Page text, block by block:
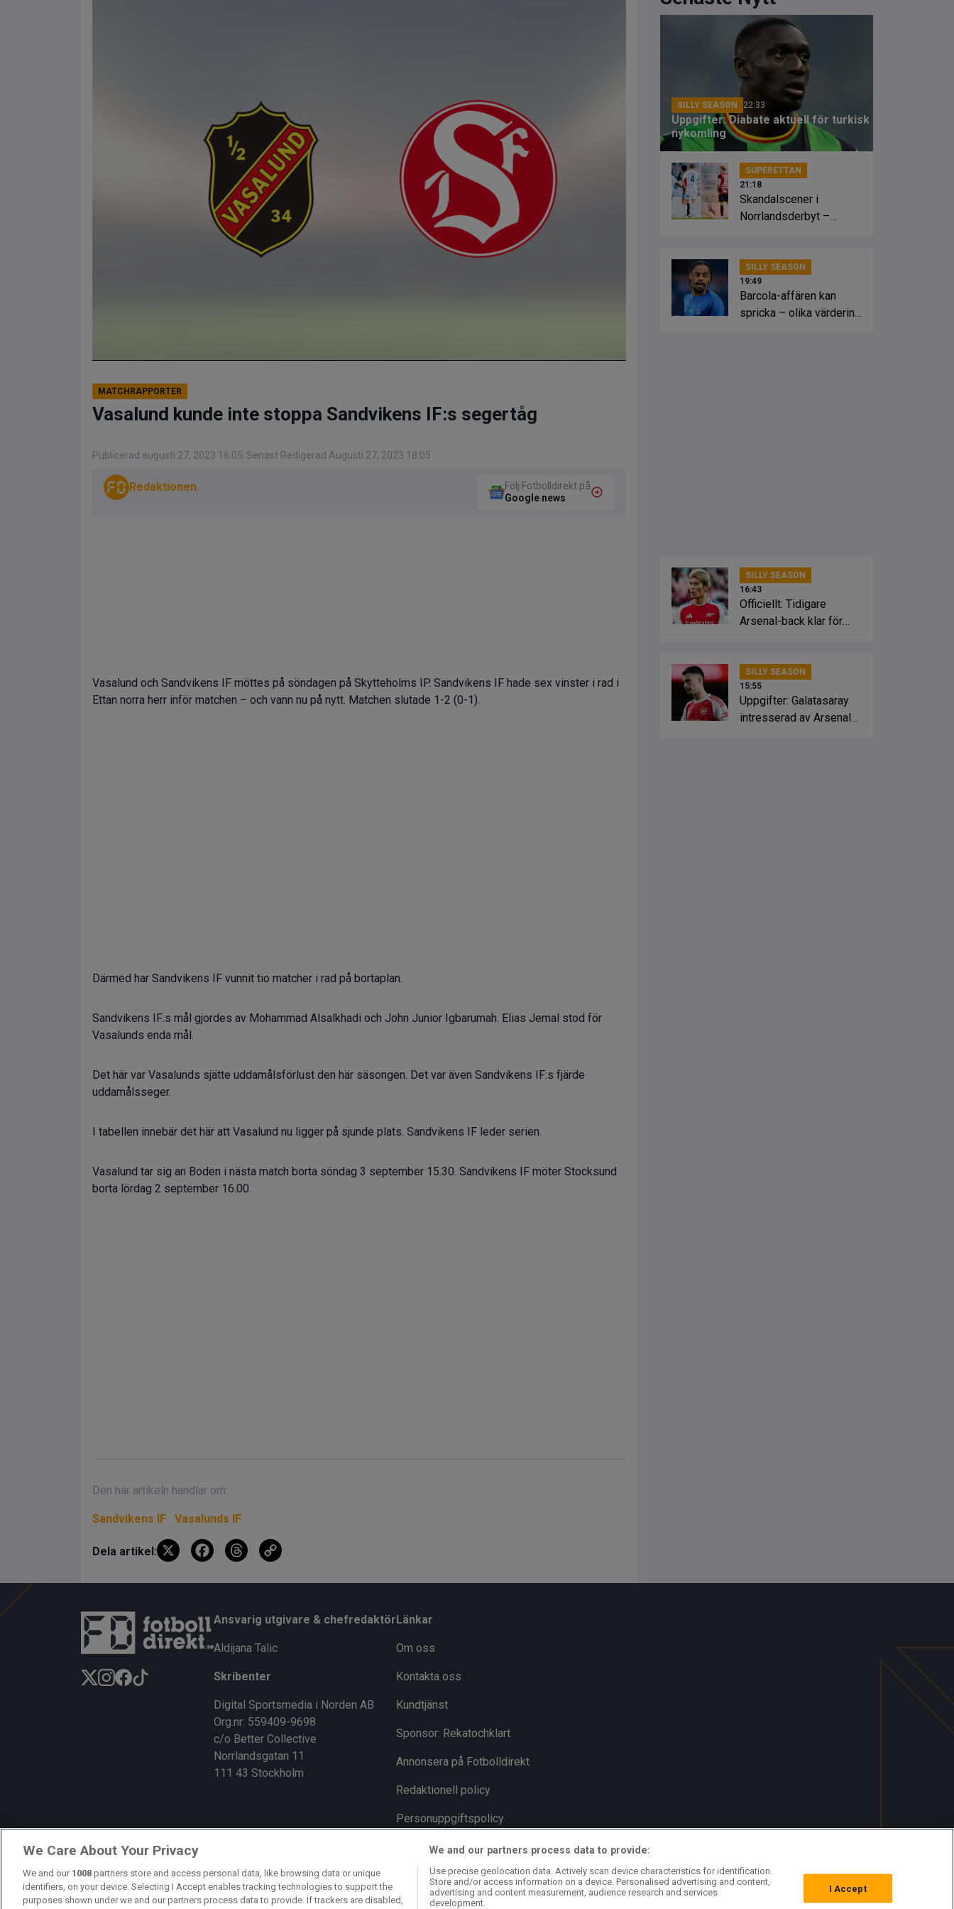
MATCHRAPPORTER
Vasalund kunde inte stoppa Sandvikens IF:s segertåg
Publicerad augusti 27, 2023 16:05 Senast Redigerad Augusti 27, 2023 18:05
Redaktionen
Följ Fotbolldirekt på
Google news
Vasalund och Sandvikens IF möttes på söndagen på Skytteholms IP. Sandvikens IF hade sex vinster i rad i
Ettan norra herr inför matchen – och vann nu på nytt. Matchen slutade 1-2 (0-1).
Därmed har Sandvikens IF vunnit tio matcher i rad på bortaplan.
Sandvikens IF:s mål gjordes av Mohammad Alsalkhadi och John Junior Igbarumah. Elias Jemal stod för
Vasalunds enda mål.
Det här var Vasalunds sjätte uddamålsförlust den här säsongen. Det var även Sandvikens IF:s fjärde
uddamålsseger.
I tabellen innebär det här att Vasalund nu ligger på sjunde plats. Sandvikens IF leder serien.
Vasalund tar sig an Boden i nästa match borta söndag 3 september 15.30. Sandvikens IF möter Stocksund
borta lördag 2 september 16.00.
Den här artikeln handlar om:
Sandvikens IF Vasalunds IF
Dela artikel: X
F
b
o
k
T
a
d
Li
SILLY SEASON 22:33
Uppgifter: Diabate aktuell för turkisk
nykomling
SUPERETTAN
21:18
Skandalscener i
Norrlandsderbyt –
SILLY SEASON
19:49
Barcola-affären kan
spricka – olika värdering
SILLY SEASON
16:43
Officiellt: Tidigare
Arsenal-back klar för
SILLY SEASON
15:55
Uppgifter: Galatasaray
intresserad av Arsenal-
Ansvarig utgivare & chefredaktör
Aldijana Talic
Skribenter
Digital Sportsmedia i Norden AB
Org.nr: 559409-9698
c/o Better Collective
Norrlandsgatan 11
111 43 Stockholm
Länkar
Om oss
Kontakta oss
Kundtjänst
Sponsor: Rekatochklart
Annonsera på Fotbolldirekt
Redaktionell policy
Personuppgiftspolicy
Cookiepolicy
We Care About Your Privacy
We and our 1008 partners store and access personal data, like browsing data or unique
identifiers, on your device. Selecting I Accept enables tracking technologies to support the
purposes shown under we and our partners process data to provide. If trackers are disabled,
We and our partners process data to provide:
Use precise geolocation data. Actively scan device characteristics for identification.
Store and/or access information on a device. Personalised advertising and content,
advertising and content measurement, audience research and services
development.
I Accept